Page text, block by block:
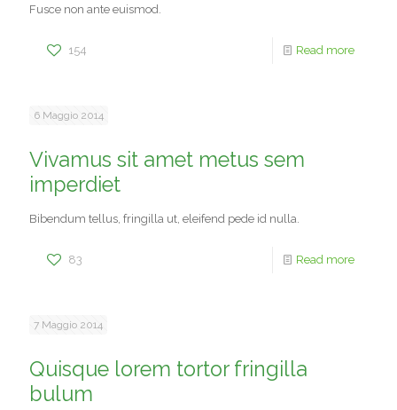
Fusce non ante euismod.
154 Read more
6 Maggio 2014
Vivamus sit amet metus sem
imperdiet
Bibendum tellus, fringilla ut, eleifend pede id nulla.
83 Read more
7 Maggio 2014
Quisque lorem tortor fringilla
bulum